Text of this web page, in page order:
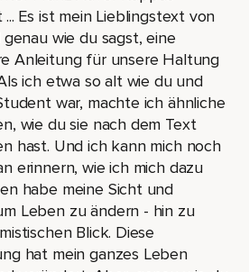
und sich alles so fügt.
das noch ganz kurz erzählen,
so witzig finde.
diese Folge mit diesem Gedicht an,
finde,
Es ist mein Lieblingstext von
wie du sagst, eine
Anleitung für unsere Haltung
ich etwa so alt wie du und
war, machte ich ähnliche
wie du sie nach dem Text
hast. Und ich kann mich noch
erinnern, wie ich mich dazu
habe meine Sicht und
Leben zu ändern - hin zu
Blick. Diese
hat mein ganzes Leben